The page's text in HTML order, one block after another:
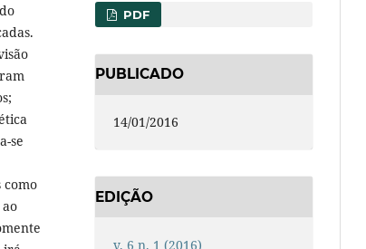
se
como
PDF
PUBLICADO
14/01/2016
EDIÇÃO
v. 6 n. 1 (2016)